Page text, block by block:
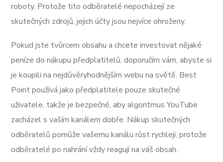
roboty. Protože tito odběratelé nepocházejí ze
skutečných zdrojů, jejich účty jsou nejvíce ohroženy.
Pokud jste tvůrcem obsahu a chcete investovat nějaké
peníze do nákupu předplatitelů, doporučím vám, abyste si
je koupili na nejdůvěryhodnějším webu na světě. Best
Point používá jako předplatitele pouze skutečné
uživatele, takže je bezpečné, aby algoritmus YouTube
zacházel s vaším kanálem dobře. Nákup skutečných
odběratelů pomůže vašemu kanálu růst rychleji, protože
odběratelé po nahrání vždy reagují na váš obsah.